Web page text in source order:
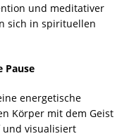
und meditativer
sich in spirituellen
Pause
energetische
Körper mit dem Geist
visualisiert